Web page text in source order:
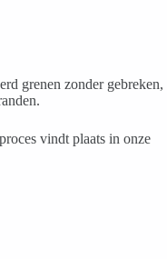
grenen zonder gebreken,
vindt plaats in onze